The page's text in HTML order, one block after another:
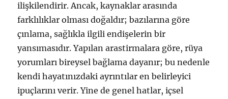
ilişkilendirir. Ancak, kaynaklar arasında
farklılıklar olması doğaldır; bazılarına göre
çınlama, sağlıkla ilgili endişelerin bir
yansımasıdır. Yapılan arastirmalara göre, rüya
yorumları bireysel bağlama dayanır; bu nedenle
kendi hayatınızdaki ayrıntılar en belirleyici
ipuçlarını verir. Yine de genel hatlar, içsel